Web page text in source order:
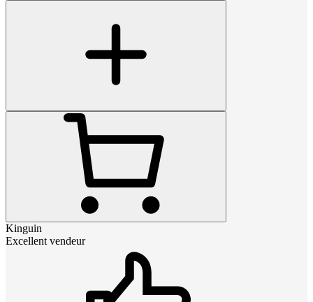
Kinguin
Excellent vendeur